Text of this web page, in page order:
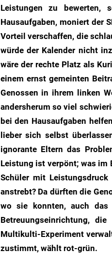
Leistungen zu bewerten,
Hausaufgaben, moniert der
Vorteil verschaffen, die
würde der Kalender nicht
wäre der rechte Platz als
einem ernst gemeinten
Genossen in ihrem linken
andersherum so viel
bei den Hausaufgaben
lieber sich selbst
ignorante Eltern das
Leistung ist verpönt; was im
Schüler mit
anstrebt? Da dürften die
wo sie konnten, auch das
Betreuungseinrichtung,
Multikulti-Experiment
zustimmt, wählt rot-grün.